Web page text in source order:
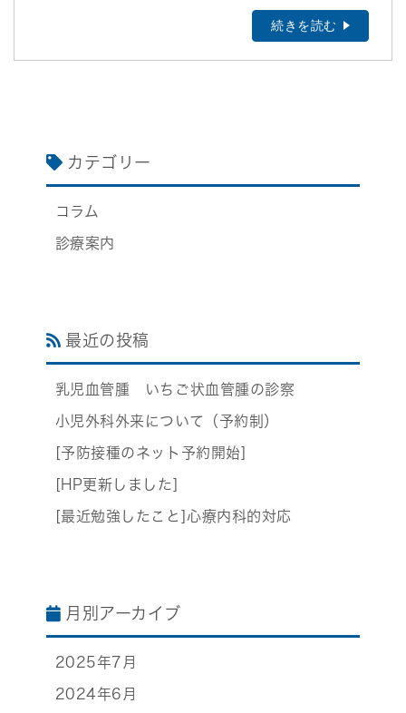
続きを読む
カテゴリー
コラム
診療案内
最近の投稿
乳児血管腫 いちご状血管腫の診察
小児外科外来について（予約制）
[予防接種のネット予約開始]
[HP更新しました]
[最近勉強したこと]心療内科的対応
月別アーカイブ
2025年7月
2024年6月